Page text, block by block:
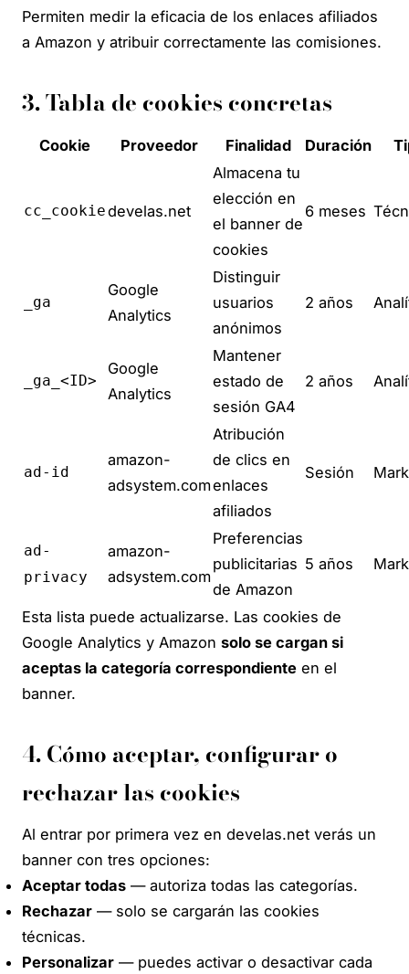
Permiten medir la eficacia de los enlaces afiliados
a Amazon y atribuir correctamente las comisiones.
3. Tabla de cookies concretas
Cookie Proveedor Finalidad Duración
cc_cookiedevelas.net
Almacena tu
elección en
el banner de
cookies
6 meses
_ga
Google
Analytics
Distinguir
usuarios
anónimos
2 años
_ga_<ID>
Google
Analytics
Mantener
estado de
sesión GA4
2 años
ad-id
amazon-
adsystem.com
Atribución
de clics en
enlaces
afiliados
Sesión
ad-
privacy
amazon-
adsystem.com
Preferencias
publicitarias
de Amazon
5 años
Esta lista puede actualizarse. Las cookies de
Google Analytics y Amazon solo se cargan si
aceptas la categoría correspondiente en el
banner.
4. Cómo aceptar, configurar o
rechazar las cookies
Al entrar por primera vez en develas.net verás un
banner con tres opciones:
Aceptar todas — autoriza todas las categorías.
Rechazar — solo se cargarán las cookies
técnicas.
Personalizar — puedes activar o desactivar cada